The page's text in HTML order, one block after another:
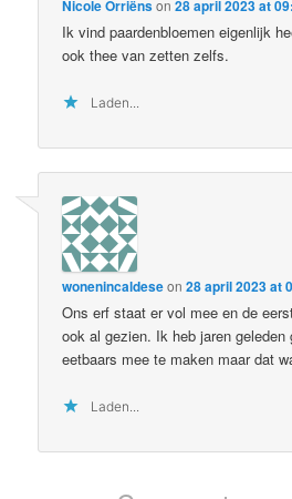
Nicole Orriënson28 april 2023 at
Ik vind paardenbloemen eigenlijk
ook thee van zetten zelfs.
Laden...
wonenincaldeseon28 april 2023 at
Ons erf staat er vol mee en de
ook al gezien. Ik heb jaren geleden
eetbaars mee te maken maar dat
Laden...